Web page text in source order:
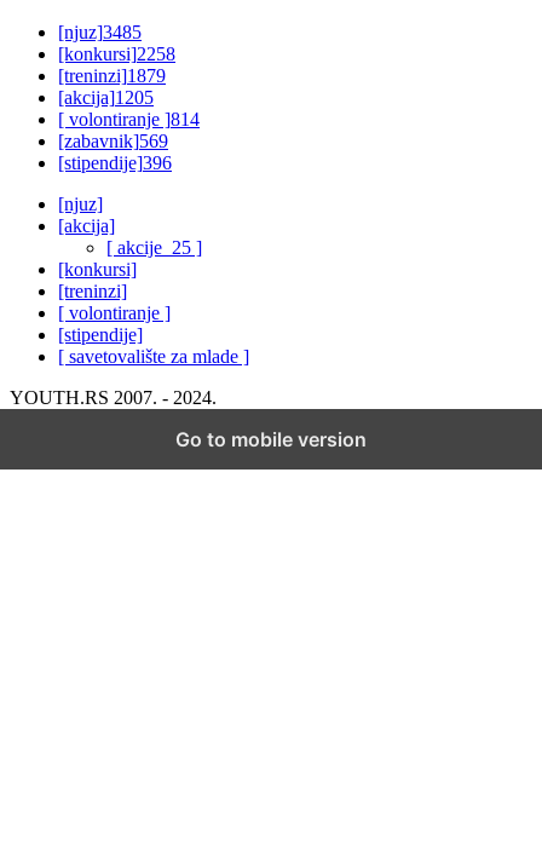
[njuz]3485
[konkursi]2258
[treninzi]1879
[akcija]1205
[ volontiranje ]814
[zabavnik]569
[stipendije]396
[njuz]
[akcija]
[ akcije_25 ]
[konkursi]
[treninzi]
[ volontiranje ]
[stipendije]
[ savetovalište za mlade ]
YOUTH.RS 2007. - 2024.
Go to mobile version